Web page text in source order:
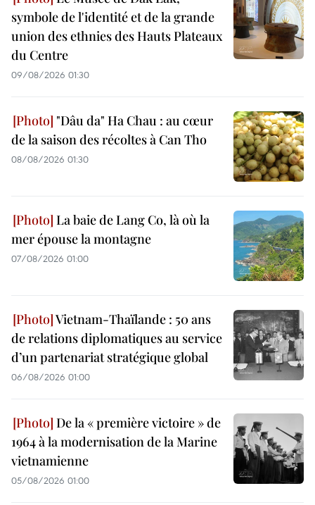
symbole de l'identité et de la grande
union des ethnies des Hauts Plateaux
du Centre
09/08/2026 01:30
"Dâu da" Ha Chau : au cœur
de la saison des récoltes à Can Tho
08/08/2026 01:30
La baie de Lang Co, là où la
mer épouse la montagne
07/08/2026 01:00
Vietnam-Thaïlande : 50 ans
de relations diplomatiques au service
d’un partenariat stratégique global
06/08/2026 01:00
De la « première victoire » de
1964 à la modernisation de la Marine
vietnamienne
05/08/2026 01:00